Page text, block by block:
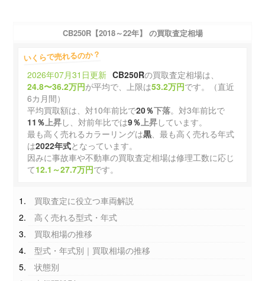
CB250R【2018～22年】 の買取査定相場
いくらで売れるのか？
2026年07月31日更新 CB250Rの買取査定相場は、
24.8〜36.2万円が平均で、上限は53.2万円です。（直近
6カ月間）
平均買取額は、対10年前比で20％下落。対3年前比で
11％ 上昇し、対前年比では9％ 上昇しています。
最も高く売れるカラーリングは黒 、最も高く売れる年式
は2022年式となっています。
因みに事故車や不動車の買取査定相場は修理工数に応じ
て12.1～27.7万円です。
買取査定に役立つ車両解説
高く売れる型式・年式
買取相場の推移
型式・年式別｜買取相場の推移
状態別